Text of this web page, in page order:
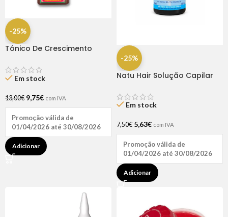
-25%
Tónico De Crescimento
Em stock
13,00€ 9,75€ com IVA
Promoção válida de
01/04/2026 até 30/08/2026
Adicionar
-25%
Natu Hair Solução Capilar
Em stock
7,50€ 5,63€ com IVA
Promoção válida de
01/04/2026 até 30/08/2026
Adicionar